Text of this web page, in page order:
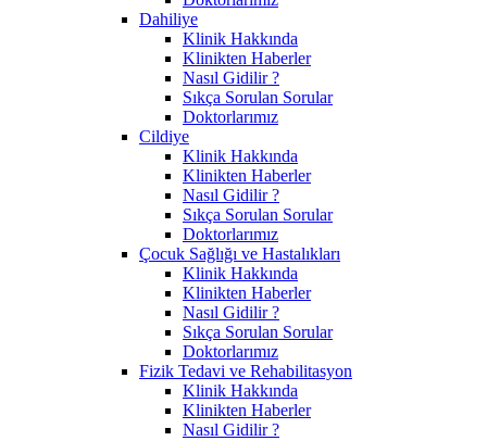
Dahiliye
Klinik Hakkında
Klinikten Haberler
Nasıl Gidilir ?
Sıkça Sorulan Sorular
Doktorlarımız
Cildiye
Klinik Hakkında
Klinikten Haberler
Nasıl Gidilir ?
Sıkça Sorulan Sorular
Doktorlarımız
Çocuk Sağlığı ve Hastalıkları
Klinik Hakkında
Klinikten Haberler
Nasıl Gidilir ?
Sıkça Sorulan Sorular
Doktorlarımız
Fizik Tedavi ve Rehabilitasyon
Klinik Hakkında
Klinikten Haberler
Nasıl Gidilir ?